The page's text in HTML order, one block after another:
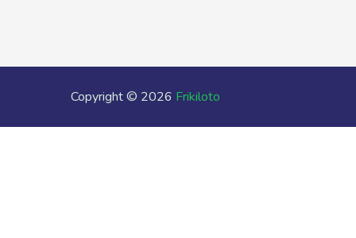
Copyright © 2026 Frikiloto